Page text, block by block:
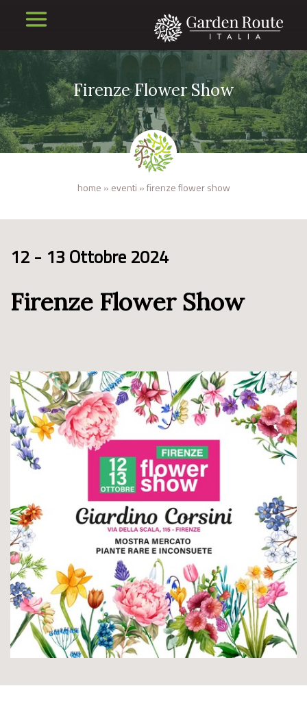
Firenze Flower Show
home » eventi »firenze flower show
12 - 13 Ottobre 2024
Firenze Flower Show